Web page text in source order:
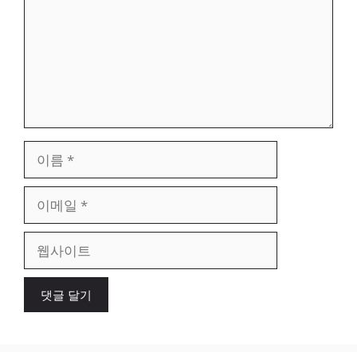
일
이